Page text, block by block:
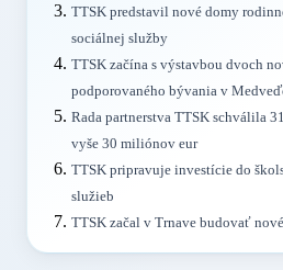
TTSK predstavil nové domy
sociálnej služby
TTSK začína s výstavbou dvoch
podporovaného bývania v
Rada partnerstva TTSK schválila
vyše 30 miliónov eur
TTSK pripravuje investície do
služieb
TTSK začal v Trnave budovať